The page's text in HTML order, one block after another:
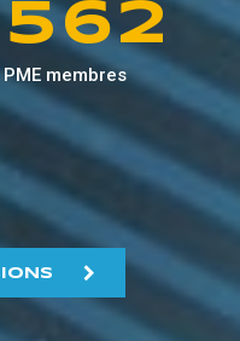
5
6
7
8
9
6
7
8
9
2
3
4
5
6
PME membres